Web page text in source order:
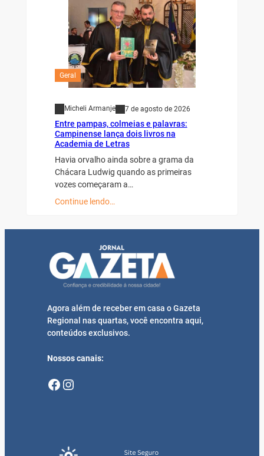
Geral
Micheli Armanje 7 de agosto de 2026
Entre pampas, colmeias e palavras:
Campinense lança dois livros na
Academia de Letras
Havia orvalho ainda sobre a grama da
Chácara Ludwig quando as primeiras
vozes começaram a…
Continue lendo…
Agora além de receber em casa o Gazeta
Regional nas quartas, você encontra aqui,
conteúdos exclusivos.
Nossos canais:
Facebook Instagram